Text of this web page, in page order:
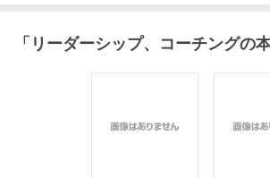
「 リーダーシップ、コーチングの